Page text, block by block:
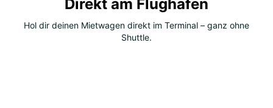
Direkt am Flughafen
Hol dir deinen Mietwagen direkt im Terminal – ganz ohne
Shuttle.